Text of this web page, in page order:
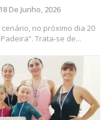
18 De Junho, 2026
no próximo dia 20
Trata-se de...